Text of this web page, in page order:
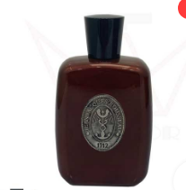
برای بزرگنمایی کلیک کنید